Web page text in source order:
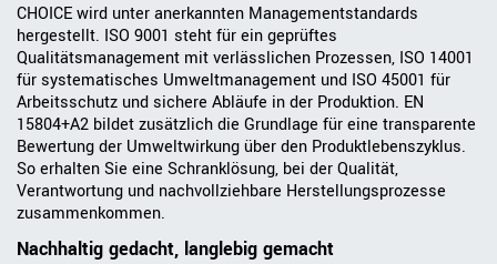
CHOICE wird unter anerkannten Managementstandards
hergestellt. ISO 9001 steht für ein geprüftes
Qualitätsmanagement mit verlässlichen Prozessen, ISO 14001
für systematisches Umweltmanagement und ISO 45001 für
Arbeitsschutz und sichere Abläufe in der Produktion. EN
15804+A2 bildet zusätzlich die Grundlage für eine transparente
Bewertung der Umweltwirkung über den Produktlebenszyklus.
So erhalten Sie eine Schranklösung, bei der Qualität,
Verantwortung und nachvollziehbare Herstellungsprozesse
zusammenkommen.
Nachhaltig gedacht, langlebig gemacht